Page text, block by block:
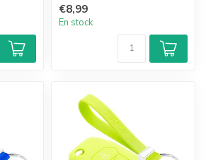
€8,99
En stock